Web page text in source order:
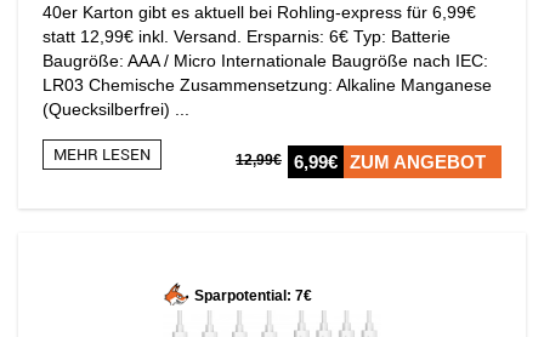
40er Karton gibt es aktuell bei Rohling-express für 6,99€
statt 12,99€ inkl. Versand. Ersparnis: 6€ Typ: Batterie
Baugröße: AAA / Micro Internationale Baugröße nach IEC:
LR03 Chemische Zusammensetzung: Alkaline Manganese
(Quecksilberfrei) ...
MEHR LESEN 12,99€ 6,99€ ZUM ANGEBOT
Sparpotential: 7€